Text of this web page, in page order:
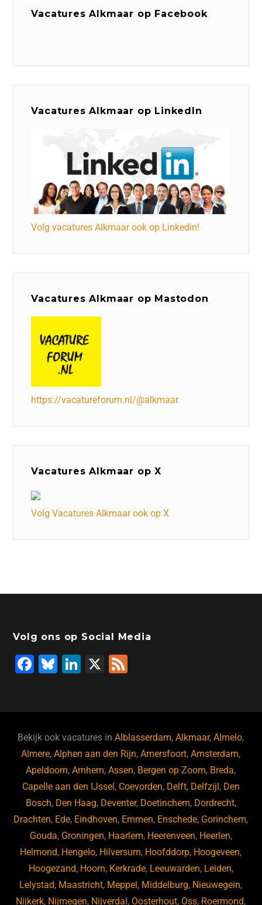
Vacatures Alkmaar op Facebook
Vacatures Alkmaar op LinkedIn
Volg vacatures Alkmaar ook op Linkedin!
Vacatures Alkmaar op Mastodon
https://vacatureforum.nl/@alkmaar
Vacatures Alkmaar op X
Volg Vacatures Alkmaar ook op X
Volg ons op Social Media
F
b
o
o
k
Bl
ky
Li
dI
n
X
Bekijk ook vacatures inAlblasserdam,Alkmaar,Almelo,
Almere,Alphen aan den Rijn,Amersfoort,Amsterdam,
Apeldoorn,Arnhem,Assen, Bergen op Zoom, Breda,
Capelle aan den IJssel, Coevorden, Delft, Delfzijl, Den
Bosch, Den Haag, Deventer, Doetinchem, Dordrecht,
Drachten, Ede, Eindhoven, Emmen, Enschede, Gorinchem,
Gouda, Groningen, Haarlem, Heerenveen, Heerlen,
Helmond, Hengelo, Hilversum, Hoofddorp, Hoogeveen,
Hoogezand, Hoorn, Kerkrade, Leeuwarden, Leiden,
Lelystad, Maastricht, Meppel, Middelburg, Nieuwegein,
Nijkerk, Nijmegen, Nijverdal, Oosterhout, Oss, Roermond,